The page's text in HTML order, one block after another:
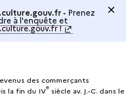
- Prenez
à l'enquête et
!
des commerçants
la fin du IVe siècle av. J.-C. dans le